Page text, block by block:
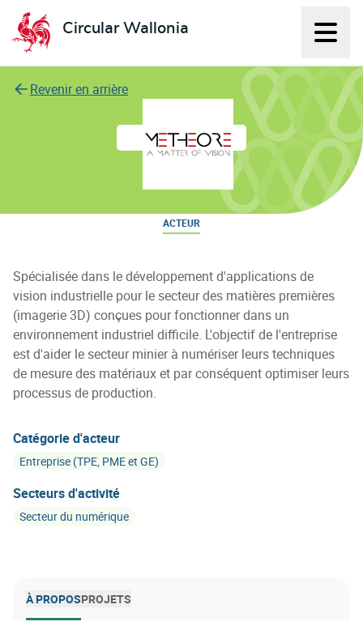
Circular Wallonia
L'économie circulaire
Revenir en arrière
Metheore
ACTEUR
Spécialisée dans le développement d'applications de
vision industrielle pour le secteur des matières premières
(imagerie 3D) conçues pour fonctionner dans un
environnement industriel difficile. L'objectif de l'entreprise
est d'aider le secteur minier à numériser leurs techniques
de mesure des matériaux et par conséquent optimiser leurs
processus de production.
Catégorie d'acteur
Entreprise (TPE, PME et GE)
Secteurs d'activité
Secteur du numérique
À PROPOSPROJETS